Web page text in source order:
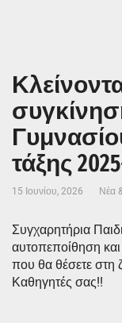
τάξης
15 Ιουνίου, 2026 Νέα
Συγχαρητήρια
αυτοπεποίθηση
που θα θέσετε στη
Καθηγητές σας!!